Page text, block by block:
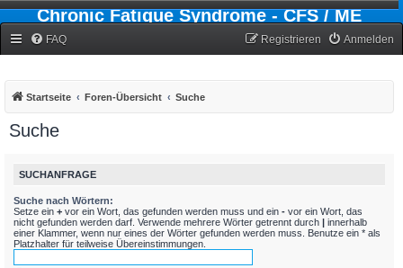
Chronic Fatigue Syndrome - CFS / ME
FAQ Anmelden
Registrieren
Startseite Foren-Übersicht Suche
Suche
SUCHANFRAGE
Suche nach Wörtern:
Setze ein + vor ein Wort, das gefunden werden muss und ein - vor ein Wort, das
nicht gefunden werden darf. Verwende mehrere Wörter getrennt durch | innerhalb
einer Klammer, wenn nur eines der Wörter gefunden werden muss. Benutze ein * als
Platzhalter für teilweise Übereinstimmungen.